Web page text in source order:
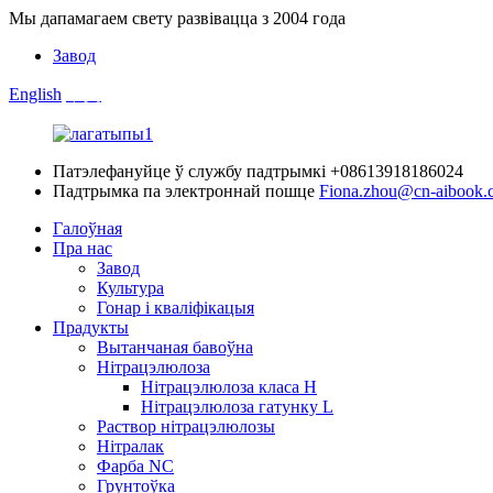
Мы дапамагаем свету развівацца з 2004 года
Завод
English
Патэлефануйце ў службу падтрымкі +08613918186024
Падтрымка па электроннай пошце Fiona.zhou@cn-
Галоўная
Пра нас
Завод
Культура
Гонар і кваліфікацыя
Прадукты
Вытанчаная бавоўна
Нітрацэлюлоза
Нітрацэлюлоза класа H
Нітрацэлюлоза гатунку L
Раствор нітрацэлюлозы
Нітралак
Фарба NC
Грунтоўка